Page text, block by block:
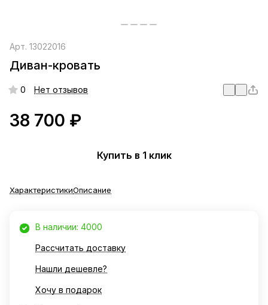
Арт. 13022016
Диван-кровать
0 Нет отзывов
38 700 ₽
Купить в 1 клик
ХарактеристикиОписание
В наличии: 4000
Рассчитать доставку
Нашли дешевле?
Хочу в подарок